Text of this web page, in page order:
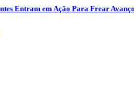
Entram em Ação Para Frear